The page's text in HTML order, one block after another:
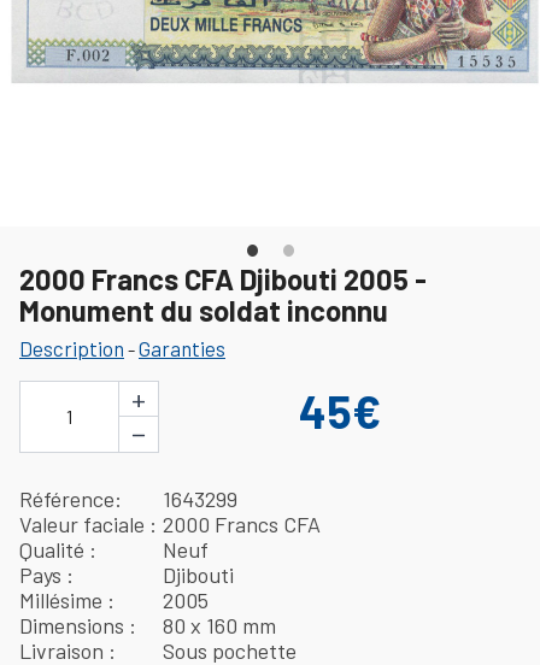
2000 Francs CFA Djibouti 2005 -
Monument du soldat inconnu
Description -Garanties
1
+
−
45€
Référence
1643299
Valeur faciale
2000 Francs CFA
Qualité
Neuf
Pays
Djibouti
Millésime
2005
Dimensions
80 x 160 mm
Livraison
Sous pochette